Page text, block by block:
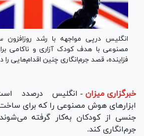
انگلیس درپی مواجهه با رشد روزافزون
مصنوعی با هدف کودک ‌آزاری و ناکامی
فزاینده، قصد جرم‌انگاری چنین اقدام‌هایی را
خبرگزاری میزان - انگلیس درصدد
ابزار‌های هوش مصنوعی را که برای
جنسی از کودکان به‌کار گرفته
جرم‌انگاری کند.